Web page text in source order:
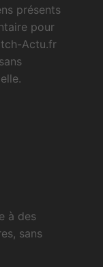
présents
pour
Actu.fr
à des
sans